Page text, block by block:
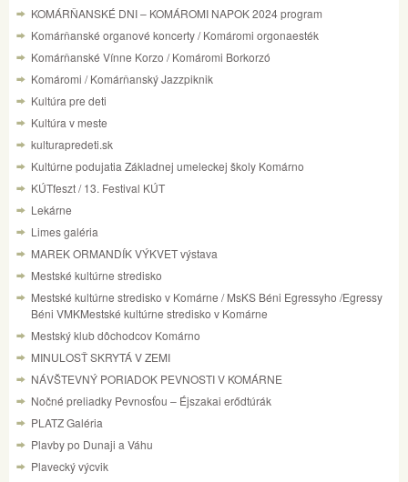
KOMÁRŇANSKÉ DNI – KOMÁROMI NAPOK 2024 program
Komárňanské organové koncerty / Komáromi orgonaesték
Komárňanské Vínne Korzo / Komáromi Borkorzó
Komáromi / Komárňanský Jazzpiknik
Kultúra pre deti
Kultúra v meste
kulturapredeti.sk
Kultúrne podujatia Základnej umeleckej školy Komárno
KÚTfeszt / 13. Festival KÚT
Lekárne
Limes galéria
MAREK ORMANDÍK VÝKVET výstava
Mestské kultúrne stredisko
Mestské kultúrne stredisko v Komárne / MsKS Béni Egressyho /Egressy
Béni VMKMestské kultúrne stredisko v Komárne
Mestský klub dôchodcov Komárno
MINULOSŤ SKRYTÁ V ZEMI
NÁVŠTEVNÝ PORIADOK PEVNOSTI V KOMÁRNE
Nočné preliadky Pevnosťou – Éjszakai erődtúrák
PLATZ Galéria
Plavby po Dunaji a Váhu
Plavecký výcvik